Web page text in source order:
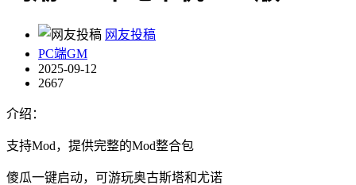
网友投稿
PC端GM
2025-09-12
2667
介绍：
支持Mod，提供完整的Mod整合包
傻瓜一键启动，可游玩奥古斯塔和尤诺